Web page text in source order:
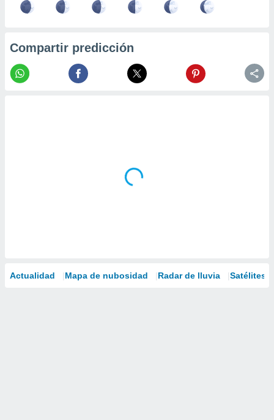
Compartir predicción
Actualidad Mapa de nubosidad Radar de lluvia Satélites